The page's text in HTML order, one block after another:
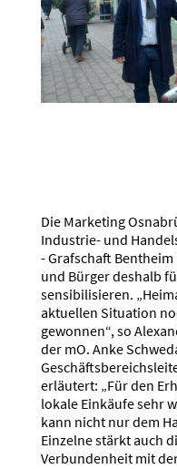
Die Marketing
Industrie- und
- Grafschaft
und Bürger deshalb
sensibilisieren.
aktuellen Situation
gewonnen“, so
der mO. Anke
erläutert: „Für den
lokale Einkäufe sehr
kann nicht nur dem
Einzelne stärkt auch
Verbundenheit mit